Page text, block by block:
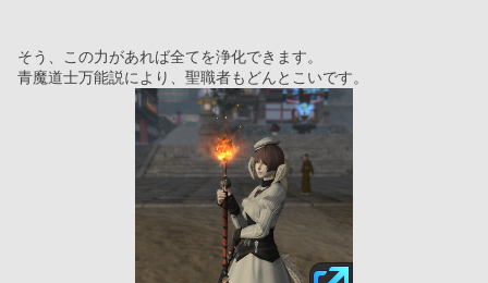
そう、この力があれば全てを浄化できます。
青魔道士万能説により、聖職者もどんとこいです。